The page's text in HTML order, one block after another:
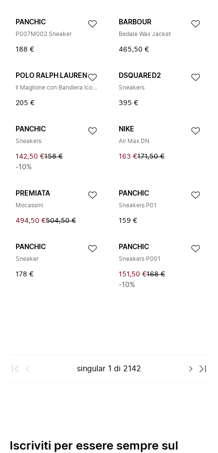
PANCHIC
P007M002 Sneaker
188 €
BARBOUR
Bedale Wax Jacket
465,50 €
POLO RALPH LAUREN
Il Maglione con Bandiera Iconica
205 €
DSQUARED2
Sneakers
395 €
PANCHIC
Sneakers
142,50 €158 €
-10%
NIKE
Air Max DN
163 €171,50 €
PREMIATA
Mocassini
494,50 €504,50 €
PANCHIC
Sneakers P01
159 €
PANCHIC
Sneaker
178 €
PANCHIC
Sneakers P001
151,50 €168 €
-10%
singular 1 di 2142
Iscriviti per essere sempre sul